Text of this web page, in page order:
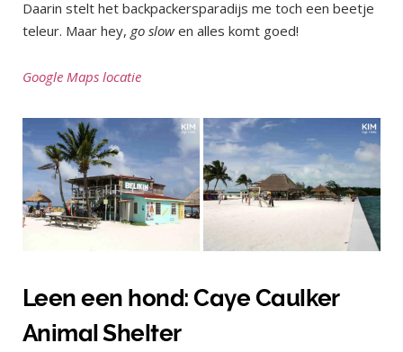
Daarin stelt het backpackersparadijs me toch een beetje
teleur. Maar hey, go slow en alles komt goed!
Google Maps locatie
Leen een hond: Caye Caulker
Animal Shelter